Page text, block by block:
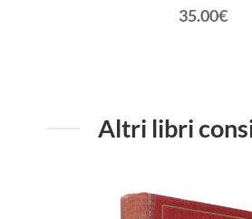
35.00€
Altri libri